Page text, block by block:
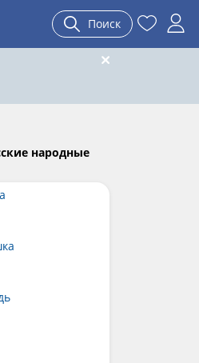
Поиск
народные